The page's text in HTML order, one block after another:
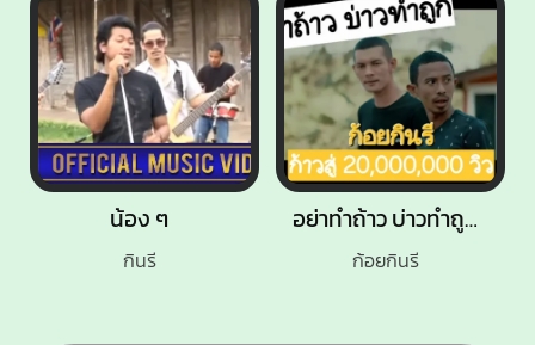
น้อง ๆ
กินรี
อย่าทำถ้าว บ่าวทำถูก
ก้อยกินรี